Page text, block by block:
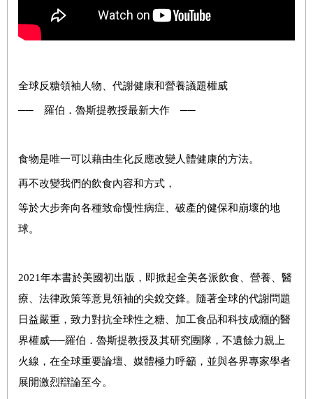
全球反糖領袖人物、代謝健康和營養議題權威
── 羅伯．魯斯提教授最新大作 ──
食物是唯一可以藉由生化反應改變人體健康的方法。
再不改變我們的飲食內容和方式，
等於大步奔向各種致命慢性病症、破產的健保和崩壞的地
球。
2021年本書於美國初出版，即掀起全美各派飲食、營養、醫
療、法律政策等意見領袖的尖銳交鋒。隨著全球的代謝問題
日益嚴重，致力對抗全球性之糖、加工食品和科技成癮的醫
界權威──羅伯．魯斯提教授及其研究團隊，不遺餘力親上
火線，在全球重要論壇、媒體極力呼籲，並與各界專家學者
展開激烈辯論至今。